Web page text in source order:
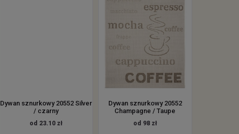
Dywan sznurkowy 20552 Silver
/ czarny
od 23.10 zł
Dywan sznurkowy 20552
Champagne / Taupe
od 98 zł